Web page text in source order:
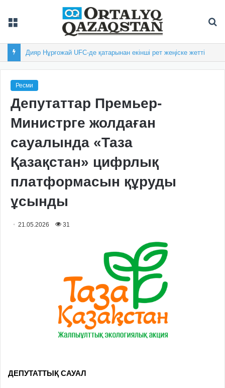
Дияр Нұрғожай UFC-де қатарынан екінші рет жеңіске жетті
Ресми
Депутаттар Премьер-
Министрге жолдаған
сауалында «Таза
Қазақстан» цифрлық
платформасын құруды
ұсынды
21.05.2026 31
ДЕПУТАТТЫҚ САУАЛ